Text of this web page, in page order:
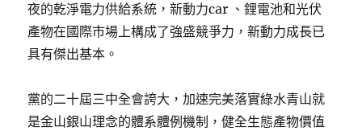
夜的乾淨電力供給系統，新動力car 、鋰電池和光伏
產物在國際市場上構成了強盛競爭力，新動力成長已
具有傑出基本。
黨的二十屆三中全會誇大，加速完美落實綠水青山就
是金山銀山理念的體系體例機制，健全生態產物價值